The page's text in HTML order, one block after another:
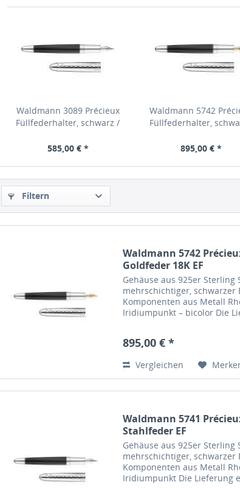
Waldmann 3089 Précieux
Füllfederhalter, schwarz /
Diamantschnitt Stahlfeder F
585,00 € *
Waldmann 5742
Füllfederhalter,
Diamantschnitt
895,00 € *
Filtern
Waldmann 5742
Goldfeder 18K EF
Gehäuse aus 925er
mehrschichtiger,
Komponenten aus Metall
Iridiumpunkt – bicolor Die
895,00 € *
Vergleichen
Waldmann 5741
Stahlfeder EF
Gehäuse aus 925er
mehrschichtiger,
Komponenten aus Metall
Iridiumpunkt Die Lieferung